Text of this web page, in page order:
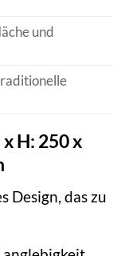
und
H: 250 x
Design, das zu